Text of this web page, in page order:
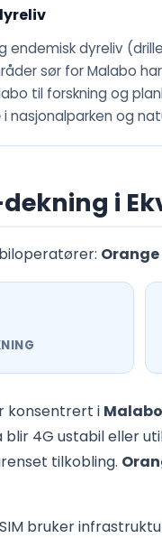
dyreliv
sør for Malabo
til forskning og
i nasjonalparken og
i
konsentrert i
4G ustabil eller
tilkobling.
bruker